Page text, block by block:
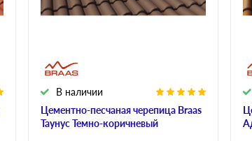
Цементно-песчаная черепица Braas
Таунус Темно-коричневый
В наличии